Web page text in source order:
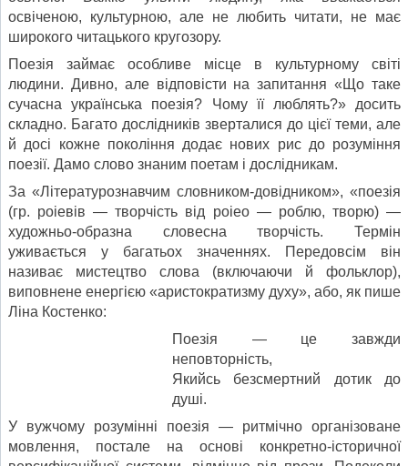
освіченою, культурною, але не любить читати, не має
широкого читацького кругозору.
Поезія займає особливе місце в культурному світі
людини. Дивно, але відповісти на запитання «Що таке
сучасна українська поезія? Чому її люблять?» досить
складно. Багато дослідників зверталися до цієї теми, але
й досі кожне покоління додає нових рис до ро­зуміння
поезії. Дамо слово знаним поетам і дослідникам.
За «Літературознавчим словником-довідником», «по­езія
(гр. роіевів — творчість від роіео — роблю, творю) —
художньо-образна словесна творчість. Термін
уживається у багатьох значеннях. Передовсім він
називає мистецтво сло­ва (включаючи й фольклор),
виповнене енергією «аристокра­тизму духу», або, як пише
Ліна Костенко:
Поезія — це завжди
неповторність,
Якийсь безсмертний дотик до
душі.
У вужчому розумінні поезія — ритмічно організоване
мовлення, постале на основі конкретно-історичної